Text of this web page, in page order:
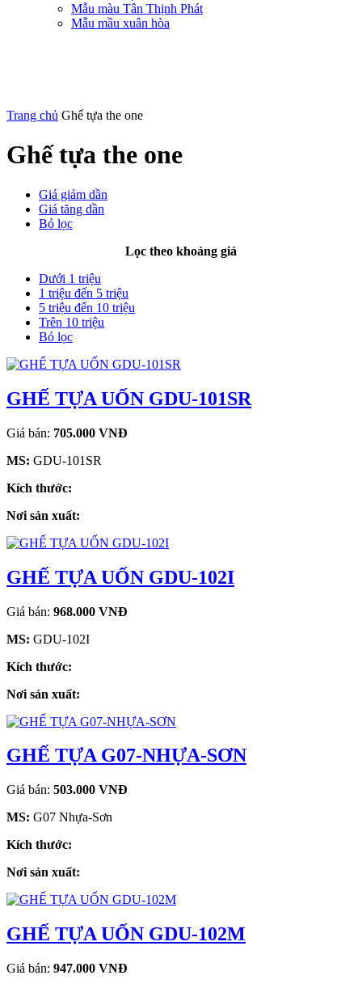
Mẫu màu Tân Thịnh Phát
Mẫu mầu xuân hòa
Trang chủ Ghế tựa the one
Ghế tựa the one
Giá giảm dần
Giá tăng dần
Bỏ lọc
Lọc theo khoảng giá
Dưới 1 triệu
1 triệu đến 5 triệu
5 triệu đến 10 triệu
Trên 10 triệu
Bỏ lọc
GHẾ TỰA UỐN GDU-101SR
Giá bán: 705.000 VNĐ
MS: GDU-101SR
Kích thước:
Nơi sản xuất:
GHẾ TỰA UỐN GDU-102I
Giá bán: 968.000 VNĐ
MS: GDU-102I
Kích thước:
Nơi sản xuất:
GHẾ TỰA G07-NHỰA-SƠN
Giá bán: 503.000 VNĐ
MS: G07 Nhựa-Sơn
Kích thước:
Nơi sản xuất:
GHẾ TỰA UỐN GDU-102M
Giá bán: 947.000 VNĐ